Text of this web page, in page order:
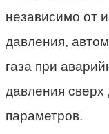
независимо от
давления,
газа при
давления
параметров.